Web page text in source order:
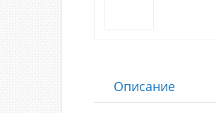
Описание